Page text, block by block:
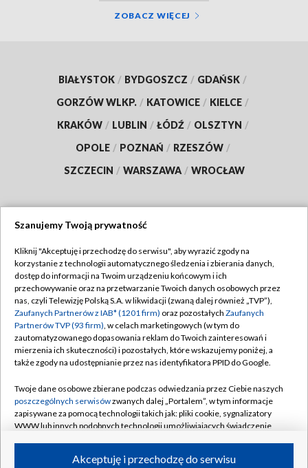
ZOBACZ WIĘCEJ
BIAŁYSTOK / BYDGOSZCZ / GDAŃSK /
GORZÓW WLKP. / KATOWICE / KIELCE /
KRAKÓW / LUBLIN / ŁÓDŹ / OLSZTYN /
OPOLE / POZNAŃ / RZESZÓW /
SZCZECIN / WARSZAWA / WROCŁAW
TVP
Abonament TVP
Emisja w TVP
Centrum informacji TVP
Naziemna Telewizja Cyfrowa
Rada Programowa
System NOS
Informacje o nadawcy
Program dla prasy
Regulamin TVP
Polityka prywatności
Moje zgody
Pomoc
Kontakt
Kanały
Szanujemy Twoją prywatność
Kliknij "Akceptuję i przechodzę do serwisu", aby wyrazić zgody na
korzystanie z technologii automatycznego śledzenia i zbierania danych,
dostęp do informacji na Twoim urządzeniu końcowym i ich
przechowywanie oraz na przetwarzanie Twoich danych osobowych przez
nas, czyli Telewizję Polską S.A. w likwidacji (zwaną dalej również „TVP”),
Zaufanych Partnerów z IAB* (1201 firm) oraz pozostałych Zaufanych
Partnerów TVP (93 firm), w celach marketingowych (w tym do
zautomatyzowanego dopasowania reklam do Twoich zainteresowań i
mierzenia ich skuteczności) i pozostałych, które wskazujemy poniżej, a
także zgody na udostępnianie przez nas identyfikatora PPID do Google.
Twoje dane osobowe zbierane podczas odwiedzania przez Ciebie naszych
poszczególnych serwisówzwanych dalej „Portalem”, w tym informacje
zapisywane za pomocą technologii takich jak: pliki cookie, sygnalizatory
WWW lub innych podobnych technologii umożliwiających świadczenie
ruchu w Internecie.Akceptuję i przechodzę do serwisu